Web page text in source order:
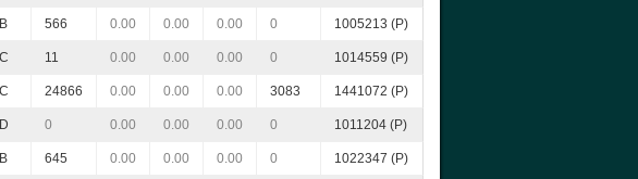
566 0.00 0.00 0.00 0 1005213 (P)
11 0.00 0.00 0.00 0 1014559 (P)
24866 0.00 0.00 0.00 3083 1441072 (P)
0 0.00 0.00 0.00 0 1011204 (P)
645 0.00 0.00 0.00 0 1022347 (P)